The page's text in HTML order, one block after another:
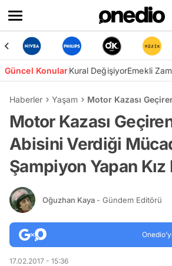
Güncel KonularKural DeğişiyorEmekli
Haberler Yaşam Motor Kazası
Motor Kazası
Abisini Verdiği
Şampiyon Yapan
Oğuzhan Kaya - Gündem Editörü
17.02.2017 - 15:36